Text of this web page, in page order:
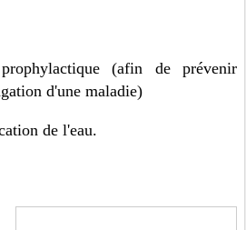
(afin de prévenir
d'une maladie)
de l'eau.